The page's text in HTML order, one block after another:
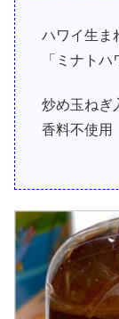
ハワイ生ま
「ミナト
炒め玉ねぎ
香料不使用